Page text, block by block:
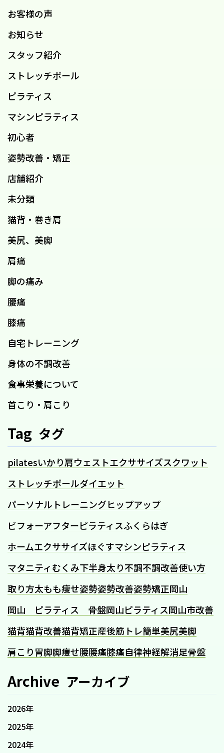
お客様の声
お知らせ
スタッフ紹介
ストレッチポール
ピラティス
マシンピラティス
初心者
姿勢改善・矯正
店舗紹介
未分類
猫背・巻き肩
美尻、美脚
肩痛
脚の痛み
腰痛
膝痛
自宅トレーニング
身体の不調改善
食事栄養について
首こり・肩こり
Tag タグ
pilatesいかり肩ウェストエクササイズスクワット
ストレッチポールダイエット
パーソナルトレーニングヒップアップ
ビフォーアフターピラティスふくらはぎ
ホームエクササイズほぐすマシンピラティス
マタニティむくみ下半身太り不調不調改善使い方
取り方太もも痩せ姿勢姿勢改善姿勢矯正岡山
岡山 ピラティス 骨盤岡山ピラティス岡山市改善
猫背猫背改善猫背矯正産後筋トレ簡単美尻美脚
肩こり胃脚脚痩せ腰腰痛膝痛自律神経解消足骨盤
Archive アーカイブ
2026年
2025年
2024年